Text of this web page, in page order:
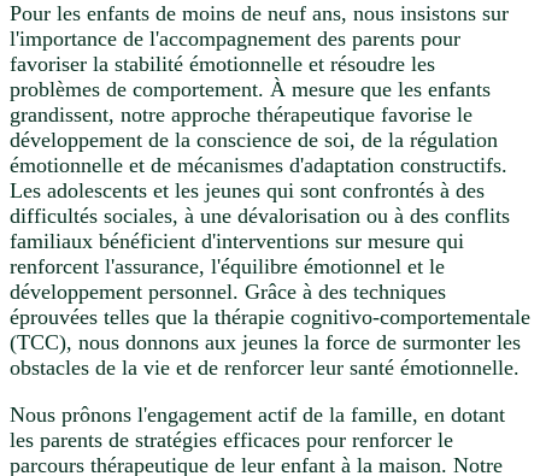
Pour les enfants de moins de neuf ans, nous insistons sur
l'importance de l'accompagnement des parents pour
favoriser la stabilité émotionnelle et résoudre les
problèmes de comportement. À mesure que les enfants
grandissent, notre approche thérapeutique favorise le
développement de la conscience de soi, de la régulation
émotionnelle et de mécanismes d'adaptation constructifs.
Les adolescents et les jeunes qui sont confrontés à des
difficultés sociales, à une dévalorisation ou à des conflits
familiaux bénéficient d'interventions sur mesure qui
renforcent l'assurance, l'équilibre émotionnel et le
développement personnel. Grâce à des techniques
éprouvées telles que la thérapie cognitivo-comportementale
(TCC), nous donnons aux jeunes la force de surmonter les
obstacles de la vie et de renforcer leur santé émotionnelle.
Nous prônons l'engagement actif de la famille, en dotant
les parents de stratégies efficaces pour renforcer le
parcours thérapeutique de leur enfant à la maison. Notre